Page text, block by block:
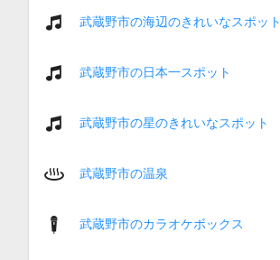
武蔵野市の海辺のきれいなスポット
武蔵野市の日本一スポット
武蔵野市の星のきれいなスポット
武蔵野市の温泉
武蔵野市のカラオケボックス